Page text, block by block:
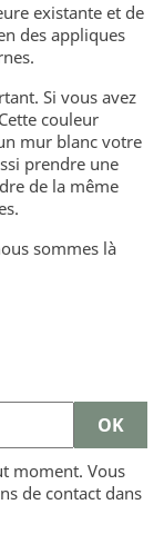
existante et de
des appliques
Si vous avez
couleur
mur blanc votre
prendre une
de la même
sommes là
moment. Vous
de contact dans